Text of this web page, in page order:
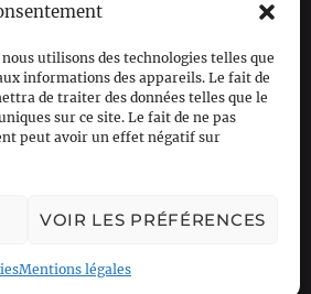
utilisons des technologies telles que
informations des appareils. Le fait de
de traiter des données telles que le
sur ce site. Le fait de ne pas
peut avoir un effet négatif sur
VOIR LES PRÉFÉRENCES
Mentions légales